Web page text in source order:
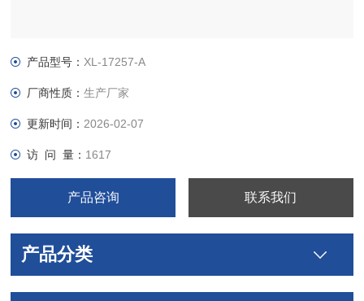
产品型号： XL-17257-A
厂商性质：生产厂家
更新时间： 2026-02-07
访 问 量： 1617
产品咨询 联系我们
产品分类